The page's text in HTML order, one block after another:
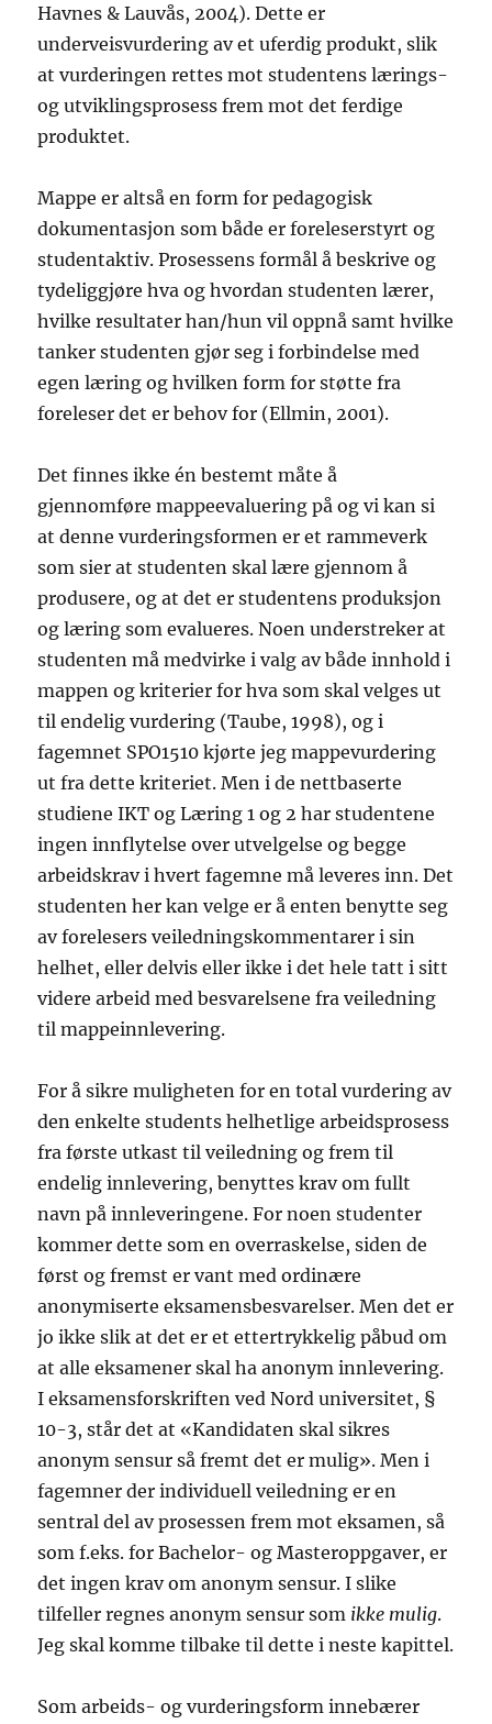
Havnes & Lauvås, 2004). Dette er
underveisvurdering av et uferdig produkt, slik
at vurderingen rettes mot studentens lærings-
og utviklingsprosess frem mot det ferdige
produktet.
Mappe er altså en form for pedagogisk
dokumentasjon som både er foreleserstyrt og
studentaktiv. Prosessens formål å beskrive og
tydeliggjøre hva og hvordan studenten lærer,
hvilke resultater han/hun vil oppnå samt hvilke
tanker studenten gjør seg i forbindelse med
egen læring og hvilken form for støtte fra
foreleser det er behov for (Ellmin, 2001).
Det finnes ikke én bestemt måte å
gjennomføre mappeevaluering på og vi kan si
at denne vurderingsformen er et rammeverk
som sier at studenten skal lære gjennom å
produsere, og at det er studentens produksjon
og læring som evalueres. Noen understreker at
studenten må medvirke i valg av både innhold i
mappen og kriterier for hva som skal velges ut
til endelig vurdering (Taube, 1998), og i
fagemnet SPO1510 kjørte jeg mappevurdering
ut fra dette kriteriet. Men i de nettbaserte
studiene IKT og Læring 1 og 2 har studentene
ingen innflytelse over utvelgelse og begge
arbeidskrav i hvert fagemne må leveres inn. Det
studenten her kan velge er å enten benytte seg
av forelesers veiledningskommentarer i sin
helhet, eller delvis eller ikke i det hele tatt i sitt
videre arbeid med besvarelsene fra veiledning
til mappeinnlevering.
For å sikre muligheten for en total vurdering av
den enkelte students helhetlige arbeidsprosess
fra første utkast til veiledning og frem til
endelig innlevering, benyttes krav om fullt
navn på innleveringene. For noen studenter
kommer dette som en overraskelse, siden de
først og fremst er vant med ordinære
anonymiserte eksamensbesvarelser. Men det er
jo ikke slik at det er et ettertrykkelig påbud om
at alle eksamener skal ha anonym innlevering.
I eksamensforskriften ved Nord universitet, §
10-3, står det at «Kandidaten skal sikres
anonym sensur så fremt det er mulig». Men i
fagemner der individuell veiledning er en
sentral del av prosessen frem mot eksamen, så
som f.eks. for Bachelor- og Masteroppgaver, er
det ingen krav om anonym sensur. I slike
tilfeller regnes anonym sensur som ikke mulig.
Jeg skal komme tilbake til dette i neste kapittel.
Som arbeids- og vurderingsform innebærer